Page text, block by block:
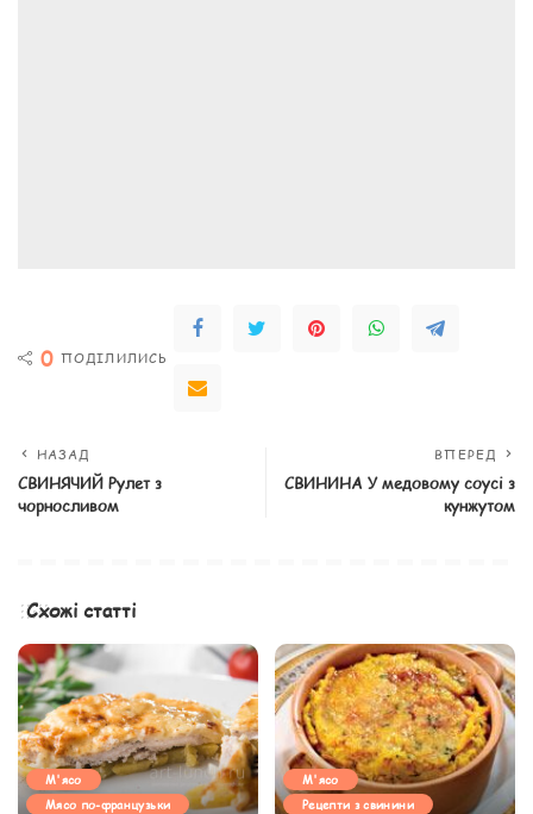
0 ПОДІЛИЛИСЬ
НАЗАД
СВИНЯЧИЙ Рулет з
чорносливом
ВПЕРЕД
СВИНИНА У медовому соусі з
кунжутом
Схожі статті
М'ясо
Мясо по-французьки
М'ясо
Рецепти з свинини